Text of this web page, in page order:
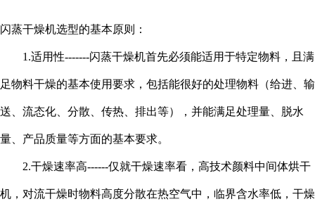
闪蒸干燥机选型的基本原则：
1.适用性-------闪蒸干燥机首先必须能适用于特定物料，且满
足物料干燥的基本使用要求，包括能很好的处理物料（给进、输
送、流态化、分散、传热、排出等），并能满足处理量、脱水
量、产品质量等方面的基本要求。
2.干燥速率高------仅就干燥速率看，高技术颜料中间体烘干
机，对流干燥时物料高度分散在热空气中，临界含水率低，干燥